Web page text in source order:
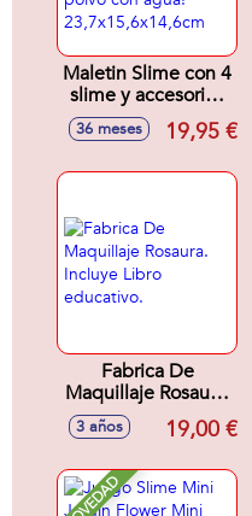
Maletin Slime con 4
slime y accesorios
¡Crea tupPropio
Slime mezclando
23,7x15,6x14,6cm
36 meses 19,95 €
Fabrica De
Maquillaje Rosaura.
Incluye Libro
educativo.
3 años 19,00 €